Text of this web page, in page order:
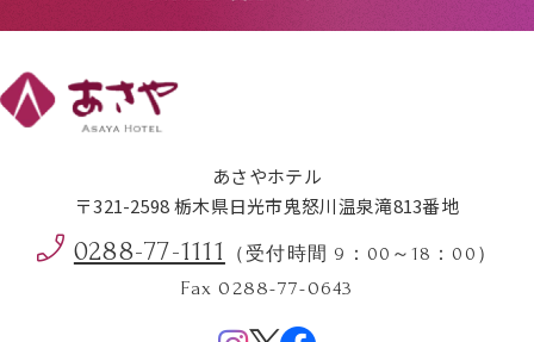
あさやホテル
〒321-2598 栃木県日光市鬼怒川温泉滝813番地
0288-77-1111 （受付時間 9：00～18：00）
Fax 0288-77-0643